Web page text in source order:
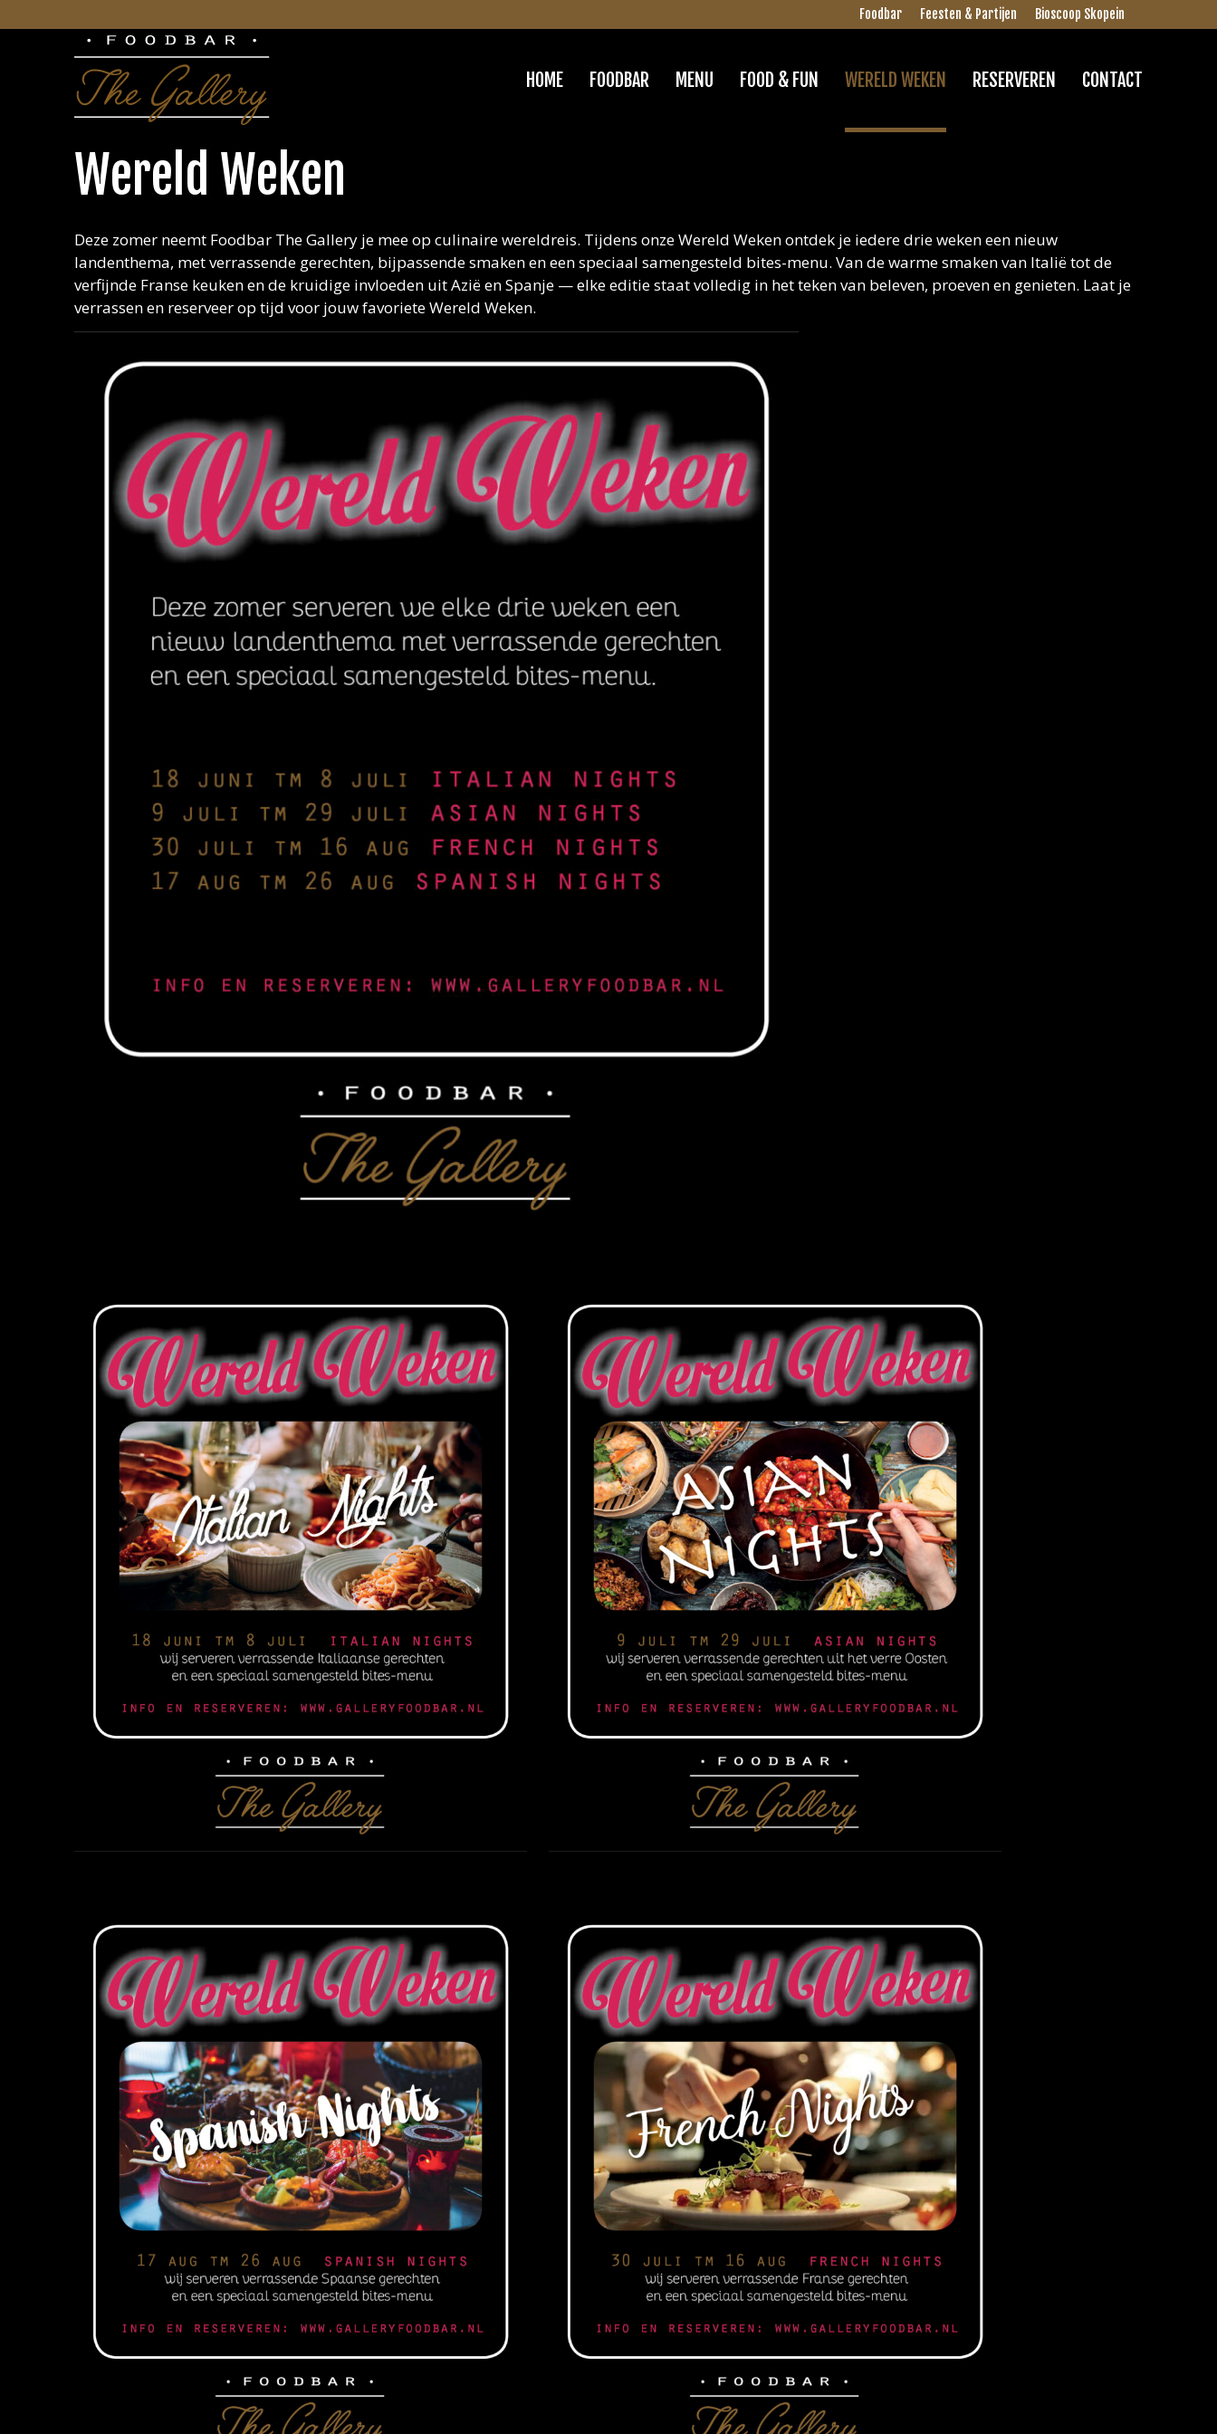
Foodbar Feesten & Partijen Bioscoop Skopein
HOME FOODBAR MENU FOOD & FUN WERELD WEKEN RESERVEREN CONTACT
Wereld Weken
Deze zomer neemt Foodbar The Gallery je mee op culinaire wereldreis. Tijdens onze Wereld Weken ontdek je iedere drie weken een nieuw
landenthema, met verrassende gerechten, bijpassende smaken en een speciaal samengesteld bites-menu. Van de warme smaken van Italië tot de
verfijnde Franse keuken en de kruidige invloeden uit Azië en Spanje — elke editie staat volledig in het teken van beleven, proeven en genieten. Laat je
verrassen en reserveer op tijd voor jouw favoriete Wereld Weken.